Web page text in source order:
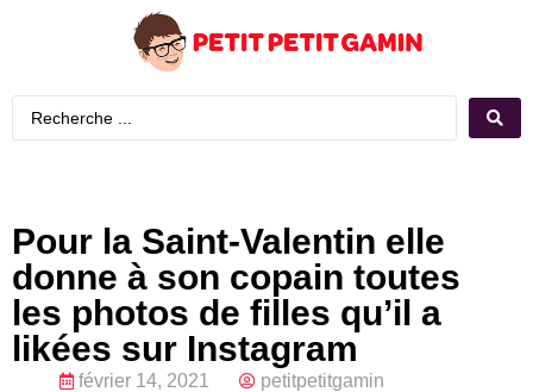
Pour la Saint-Valentin elle
donne à son copain toutes
les photos de filles qu’il a
likées sur Instagram
février 14, 2021
petitpetitgamin